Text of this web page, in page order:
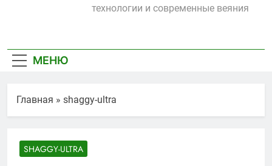
технологии и современные веяния
МЕНЮ
Главная » shaggy-ultra
SHAGGY-ULTRA